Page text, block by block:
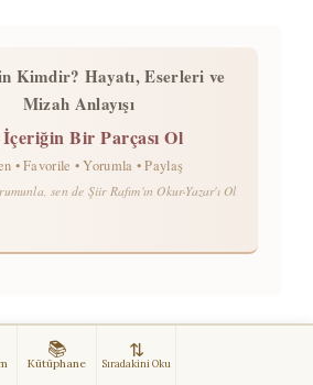
Kimdir? Hayatı, Eserleri ve
Mizah Anlayışı
Bir Parçası Ol
• Favorile • Yorumla • Paylaş
sen de Şiir Rafım'ın Okur-Yazar'ı Ol
PAYLAŞ ⚠️
📚
Kütüphane
⇅
Sıradakini Oku